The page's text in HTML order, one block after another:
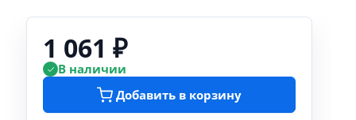
1 061 ₽
В наличии
Добавить в корзину